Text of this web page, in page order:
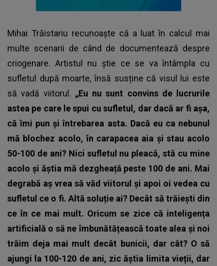
Mihai Trăistariu recunoaște că a luat în calcul mai
multe scenarii de când de documentează despre
criogenare. Artistul nu știe ce se va întâmpla cu
sufletul după moarte, însă susține că visul lui este
să vadă viitorul. „Eu nu sunt convins de lucrurile
astea pe care le spui cu sufletul, dar dacă ar fi așa,
că îmi pun și întrebarea asta. Dacă eu ca nebunul
mă blochez acolo, în carapacea aia și stau acolo
50-100 de ani? Nici sufletul nu pleacă, stă cu mine
acolo și ăștia mă dezgheață peste 100 de ani. Mai
degrabă aș vrea să văd viitorul și apoi oi vedea cu
sufletul ce o fi. Altă soluție ai? Decât să trăiești din
ce în ce mai mult. Oricum se zice că inteligența
artificială o să ne îmbunătățească toate alea și noi
trăim deja mai mult decât bunicii, dar cât? O să
ajungi la 100-120 de ani, zic ăștia limita vieții, dar